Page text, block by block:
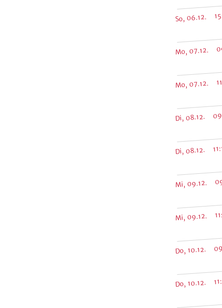
So, 06.12.
Mo, 07.12.
Mo, 07.12.
Di, 08.12.
Di, 08.12.
Mi, 09.12.
Mi, 09.12.
Do, 10.12.
Do, 10.12.